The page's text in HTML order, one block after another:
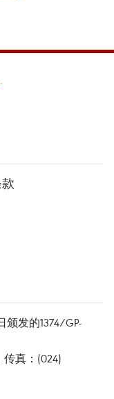
颁发的1374/GP-
传真：(024)